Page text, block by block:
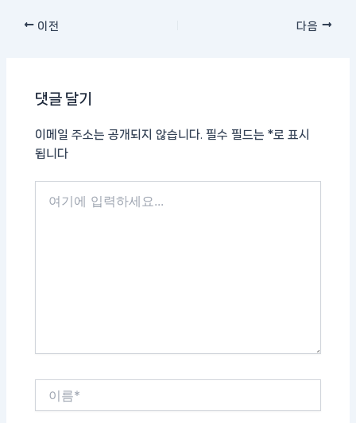
이전 다음
댓글 달기
이메일 주소는 공개되지 않습니다. 필수 필드는*로 표시
됩니다